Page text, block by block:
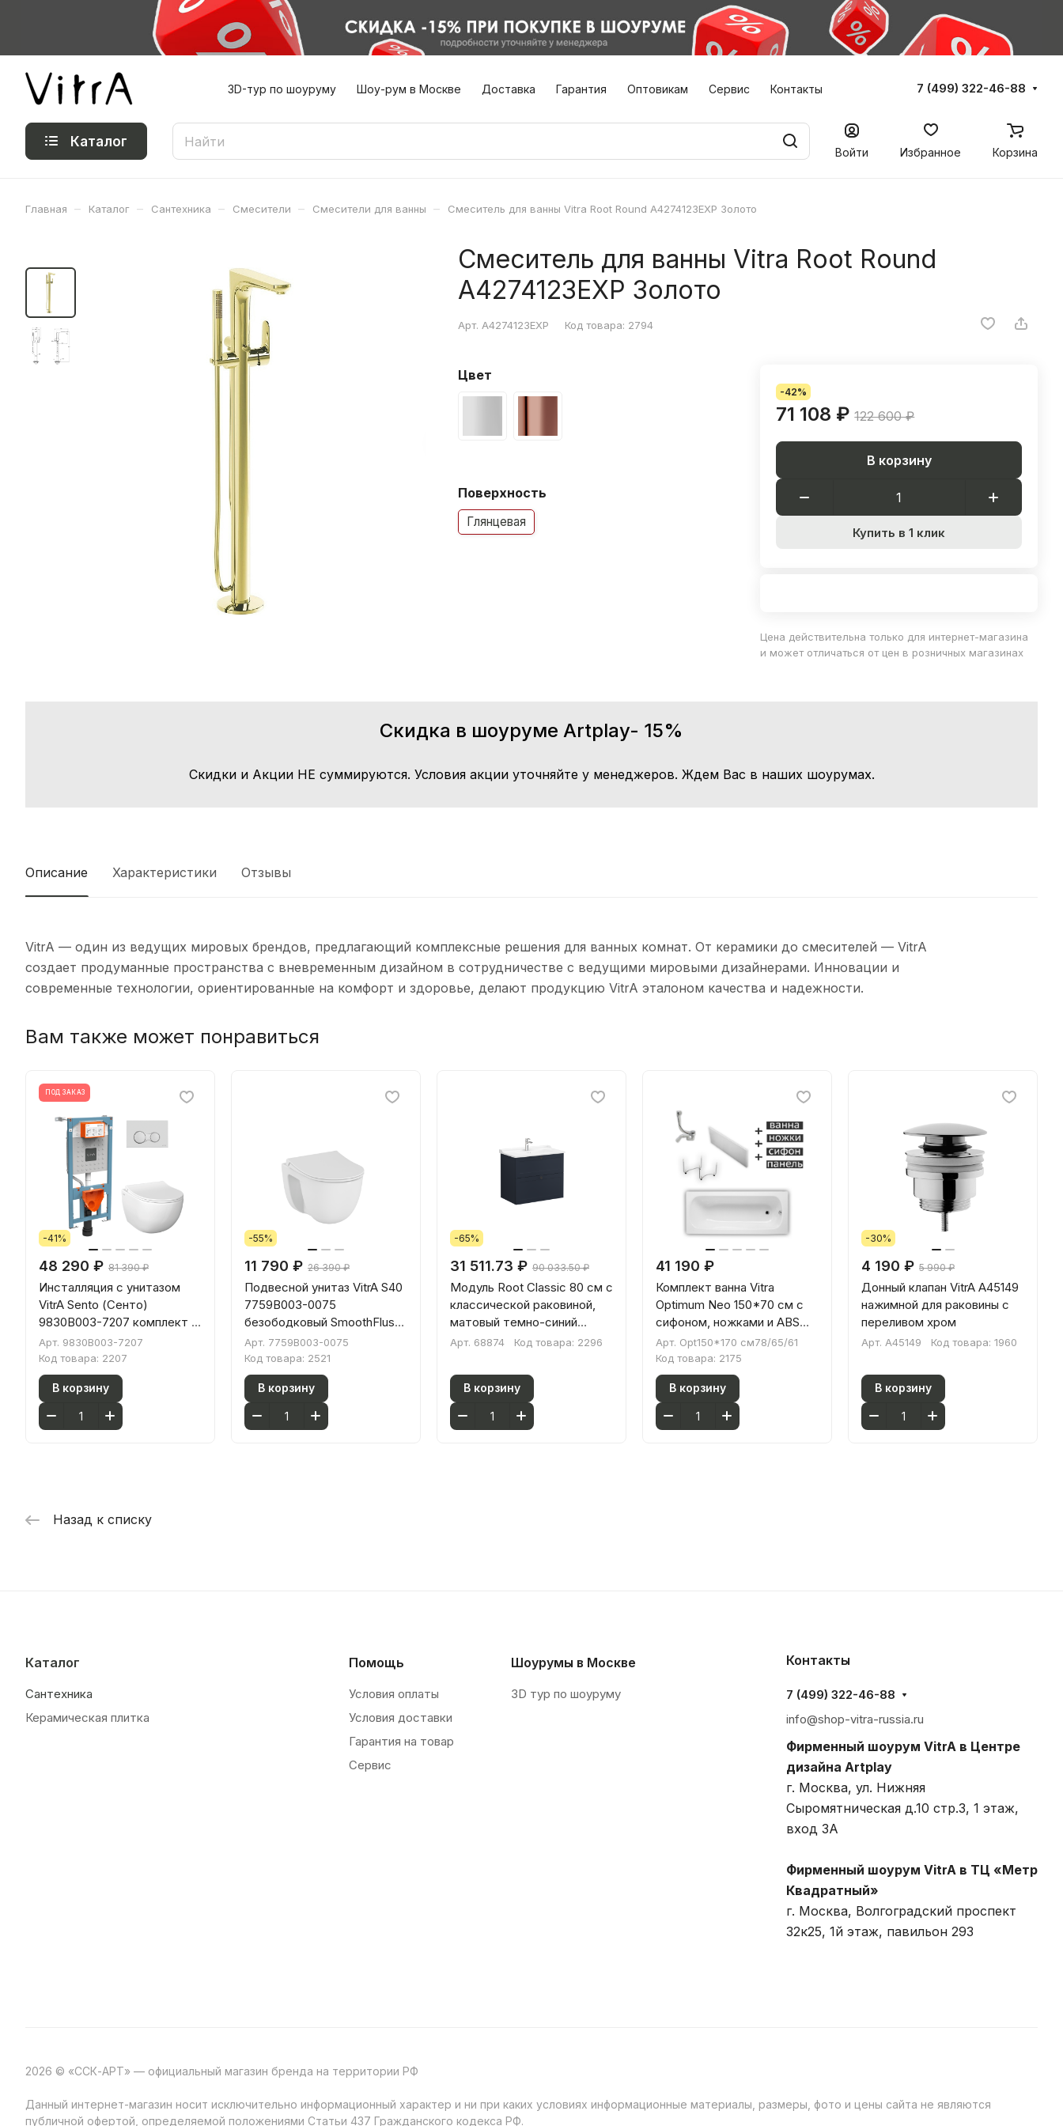
3D-тур по шоуруму Шоу-рум в Москве Доставка Гарантия Оптовикам Сервис Контакты 7 (499) 322-46-88
Каталог
Войти Избранное Корзина
Главная – Каталог – Сантехника – Смесители – Смесители для ванны – Смеситель для ванны Vitra Root Round A4274123EXP Золото
Смеситель для ванны Vitra Root Round
A4274123EXP Золото
Арт. A4274123EXP Код товара: 2794
Цвет
Поверхность
Глянцевая
-42%
71 108 ₽ 122 600 ₽
В корзину
Купить в 1 клик
Цена действительна только для интернет-магазина
и может отличаться от цен в розничных магазинах
Скидка в шоуруме Artplay- 15%
Скидки и Акции НЕ суммируются. Условия акции уточняйте у менеджеров. Ждем Вас в наших шоурумах.
Описание Характеристики Отзывы
VitrA — один из ведущих мировых брендов, предлагающий комплексные решения для ванных комнат. От керамики до смесителей — VitrA
создает продуманные пространства с вневременным дизайном в сотрудничестве с ведущими мировыми дизайнерами. Инновации и
современные технологии, ориентированные на комфорт и здоровье, делают продукцию VitrA эталоном качества и надежности.
Вам также может понравиться
ПОД ЗАКАЗ
-41%
48 290 ₽ 81 390 ₽
Инсталляция с унитазом
VitrA Sento (Сенто)
9830B003-7207 комплект 4
в 1 с сиденьем микролифт
безободковый цвет
клавиши матовый хром
Арт. 9830B003-7207
Код товара: 2207
В корзину
-55%
11 790 ₽ 26 390 ₽
Подвесной унитаз VitrA S40
7759B003-0075
безободковый SmoothFlush
(Смусфлаш) белый
санитарный фарфор
антибактериальное
покрытие Hygiene (Хайджн)
Арт. 7759B003-0075
Код товара: 2521
В корзину
-65%
31 511.73 ₽ 90 033.50 ₽
Модуль Root Classic 80 см с
классической раковиной,
матовый темно-синий
68874
Арт. 68874 Код товара: 2296
В корзину
41 190 ₽
Комплект ванна Vitra
Optimum Neo 150*70 см с
сифоном, ножками и ABS
панель
Арт. Opt150*170 см78/65/61
Код товара: 2175
В корзину
-30%
4 190 ₽ 5 990 ₽
Донный клапан VitrA A45149
нажимной для раковины с
переливом хром
Арт. A45149 Код товара: 1960
В корзину
Назад к списку
Каталог
Сантехника
Керамическая плитка
Помощь
Условия оплаты
Условия доставки
Гарантия на товар
Сервис
Шоурумы в Москве
3D тур по шоуруму
Контакты
7 (499) 322-46-88
info@shop-vitra-russia.ru
Фирменный шоурум VitrA в Центре
дизайна Artplay
г. Москва, ул. Нижняя
Сыромятническая д.10 стр.3, 1 этаж,
вход 3A
Фирменный шоурум VitrA в ТЦ «Метр
Квадратный»
г. Москва, Волгоградский проспект
32к25, 1й этаж, павильон 293
2026 © «ССК-АРТ» — официальный магазин бренда на территории РФ
Данный интернет-магазин носит исключительно информационный характер и ни при каких условиях информационные материалы, размеры, фото и цены сайта не являются
публичной офертой, определяемой положениями Статьи 437 Гражданского кодекса РФ.